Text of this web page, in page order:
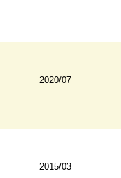
2020/07
2015/03